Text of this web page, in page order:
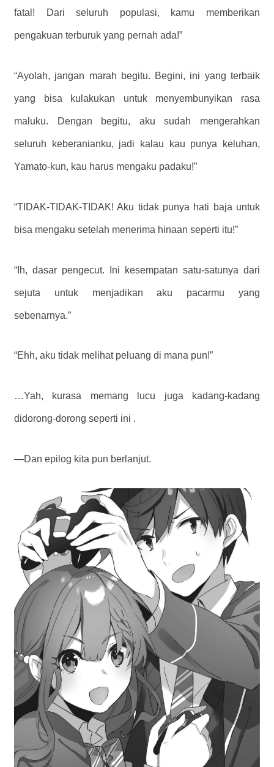
fatal! Dari seluruh populasi, kamu memberikan
pengakuan terburuk yang pernah ada!”
“Ayolah, jangan marah begitu. Begini, ini yang terbaik
yang bisa kulakukan untuk menyembunyikan rasa
maluku. Dengan begitu, aku sudah mengerahkan
seluruh keberanianku, jadi kalau kau punya keluhan,
Yamato-kun, kau harus mengaku padaku!”
“TIDAK-TIDAK-TIDAK! Aku tidak punya hati baja untuk
bisa mengaku setelah menerima hinaan seperti itu!”
“Ih, dasar pengecut. Ini kesempatan satu-satunya dari
sejuta untuk menjadikan aku pacarmu yang
sebenarnya.”
“Ehh, aku tidak melihat peluang di mana pun!”
…Yah, kurasa memang lucu juga kadang-kadang
didorong-dorong seperti ini .
—Dan epilog kita pun berlanjut.